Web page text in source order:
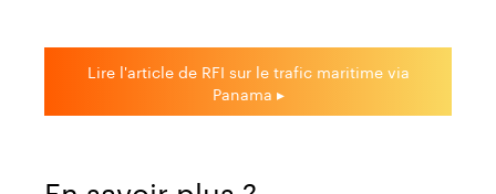
Lire l'article de RFI sur le trafic maritime via
Panama ▸